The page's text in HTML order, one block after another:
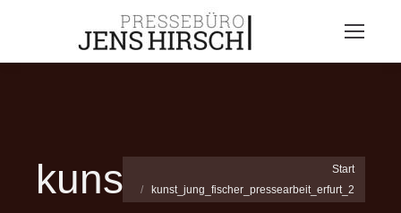
Start
kunst_jung_fischer_pressearbeit_erfurt_2